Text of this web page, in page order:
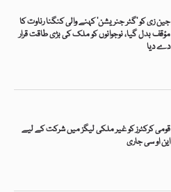
جین زی کو ’گٹر جنریشن‘ کہنے والی کنگنا رناوت کا
مؤقف بدل گیا، نوجوانوں کو ملک کی بڑی طاقت قرار
دے دیا
قومی کرکٹرز کو غیر ملکی لیگز میں شرکت کے لیے
این او سی جاری